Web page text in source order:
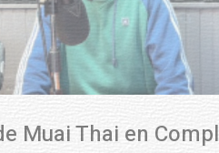
en Complejo